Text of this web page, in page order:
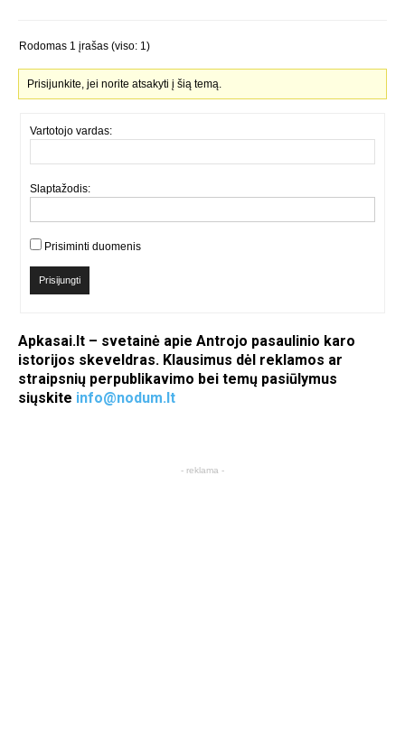
Rodomas 1 įrašas (viso: 1)
Prisijunkite, jei norite atsakyti į šią temą.
Vartotojo vardas:
Slaptažodis:
Prisiminti duomenis
Prisijungti
Apkasai.lt – svetainė apie Antrojo pasaulinio karo
istorijos skeveldras. Klausimus dėl reklamos ar
straipsnių perpublikavimo bei temų pasiūlymus
siųskite info@nodum.lt
- reklama -